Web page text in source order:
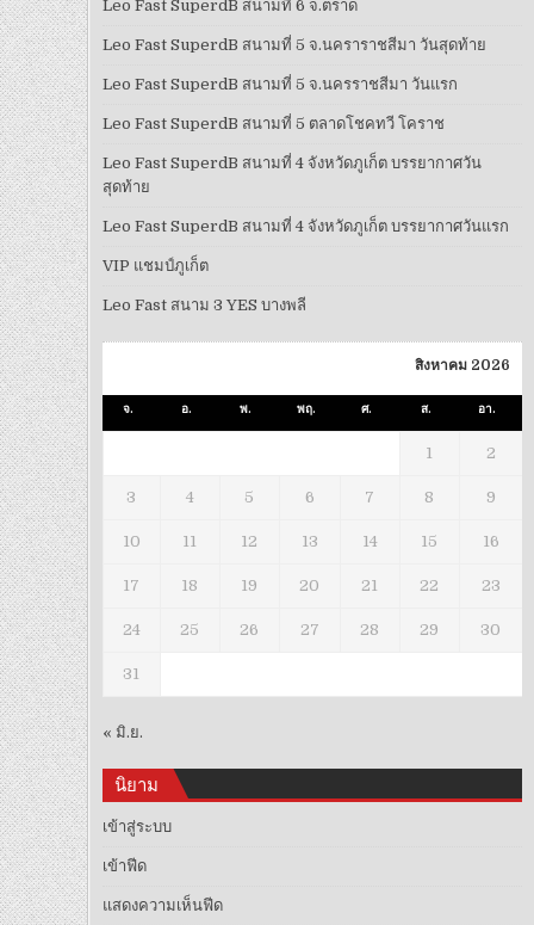
Leo Fast SuperdB สนามที่ 6 จ.ตราด
Leo Fast SuperdB สนามที่ 5 จ.นคราราชสีมา วันสุดท้าย
Leo Fast SuperdB สนามที่ 5 จ.นครราชสีมา วันแรก
Leo Fast SuperdB สนามที่ 5 ตลาดโชคทวี โคราช
Leo Fast SuperdB สนามที่ 4 จังหวัดภูเก็ต บรรยากาศวัน
สุดท้าย
Leo Fast SuperdB สนามที่ 4 จังหวัดภูเก็ต บรรยากาศวันแรก
VIP แชมป์ภูเก็ต
Leo Fast สนาม 3 YES บางพลี
สิงหาคม 2026
จ. อ. พ. พฤ. ศ. ส. อา.
1 2
3 4 5 6 7 8 9
10 11 12 13 14 15 16
17 18 19 20 21 22 23
24 25 26 27 28 29 30
31
« มิ.ย.
นิยาม
เข้าสู่ระบบ
เข้าฟีด
แสดงความเห็นฟีด